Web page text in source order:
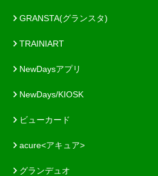
GRANSTA(グランスタ)
TRAINIART
NewDaysアプリ
NewDays/KIOSK
ビューカード
acure<アキュア>
グランデュオ